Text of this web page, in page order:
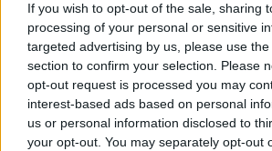
If you wish to opt-out of the sale, sharing
processing of your personal or sensitive
targeted advertising by us, please use
section to confirm your selection. Please
opt-out request is processed you may
interest-based ads based on personal
us or personal information disclosed to
your opt-out. You may separately opt-out
“Doomsday Glacier”, φαίνεται πως
βήμα πριν από τη διάλυση, με τους
προειδοποιούν για αλυσιδωτές